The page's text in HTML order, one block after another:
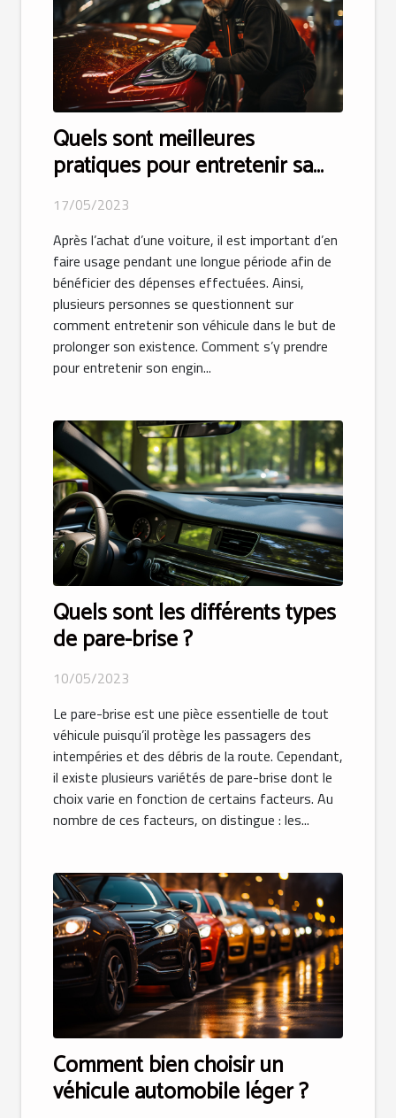
Quels sont meilleures
pratiques pour entretenir sa
voiture pour une longue durée
de vie ?
17/05/2023
Après l’achat d’une voiture, il est important d’en
faire usage pendant une longue période afin de
bénéficier des dépenses effectuées. Ainsi,
plusieurs personnes se questionnent sur
comment entretenir son véhicule dans le but de
prolonger son existence. Comment s’y prendre
pour entretenir son engin...
Quels sont les différents types
de pare-brise ?
10/05/2023
Le pare-brise est une pièce essentielle de tout
véhicule puisqu’il protège les passagers des
intempéries et des débris de la route. Cependant,
il existe plusieurs variétés de pare-brise dont le
choix varie en fonction de certains facteurs. Au
nombre de ces facteurs, on distingue : les...
Comment bien choisir un
véhicule automobile léger ?